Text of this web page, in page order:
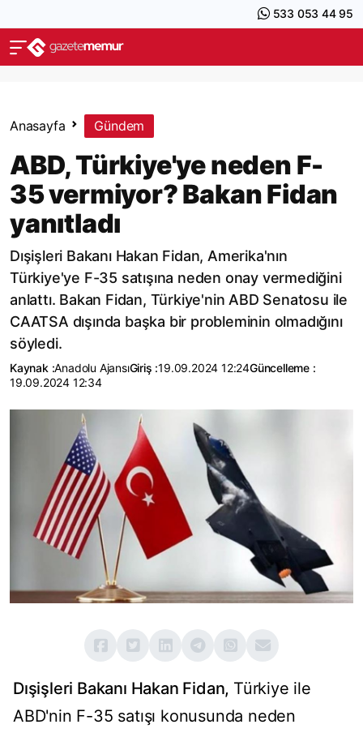
533 053 44 95
Anasayfa Gündem
ABD, Türkiye'ye neden F-
35 vermiyor? Bakan Fidan
yanıtladı
Dışişleri Bakanı Hakan Fidan, Amerika'nın
Türkiye'ye F-35 satışına neden onay vermediğini
anlattı. Bakan Fidan, Türkiye'nin ABD Senatosu ile
CAATSA dışında başka bir probleminin olmadığını
söyledi.
Kaynak :Anadolu AjansıGiriş :19.09.2024 12:24Güncelleme :
19.09.2024 12:34
Dışişleri Bakanı Hakan Fidan, Türkiye ile
ABD'nin F-35 satışı konusunda neden